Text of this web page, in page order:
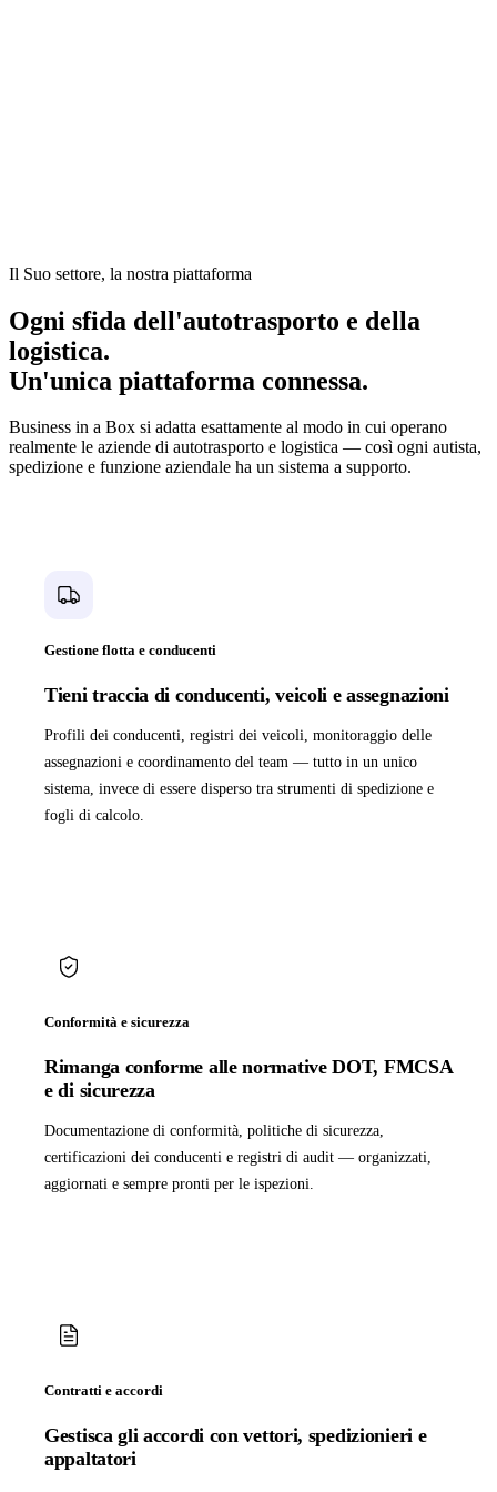
Il Suo settore, la nostra piattaforma
Ogni sfida dell'autotrasporto e della
logistica.
Un'unica piattaforma connessa.
Business in a Box si adatta esattamente al modo in cui operano
realmente le aziende di autotrasporto e logistica — così ogni autista,
spedizione e funzione aziendale ha un sistema a supporto.
Gestione flotta e conducenti
Tieni traccia di conducenti, veicoli e assegnazioni
Profili dei conducenti, registri dei veicoli, monitoraggio delle
assegnazioni e coordinamento del team — tutto in un unico
sistema, invece di essere disperso tra strumenti di spedizione e
fogli di calcolo.
Conformità e sicurezza
Rimanga conforme alle normative DOT, FMCSA
e di sicurezza
Documentazione di conformità, politiche di sicurezza,
certificazioni dei conducenti e registri di audit — organizzati,
aggiornati e sempre pronti per le ispezioni.
Contratti e accordi
Gestisca gli accordi con vettori, spedizionieri e
appaltatori